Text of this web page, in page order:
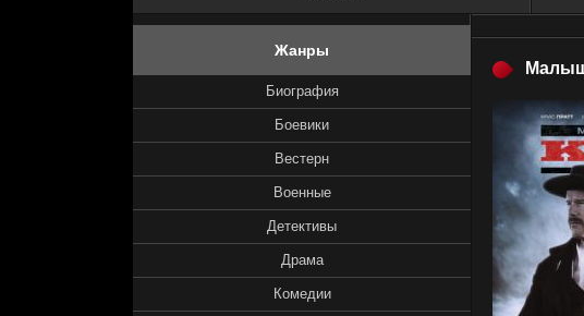
Жанры
Биография
Боевики
Вестерн
Военные
Детективы
Драма
Комедии